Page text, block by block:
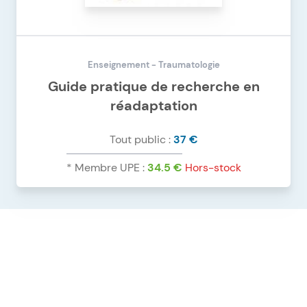
Enseignement - Traumatologie
Guide pratique de recherche en
réadaptation
Tout public :37 €
* Membre UPE :34.5 €